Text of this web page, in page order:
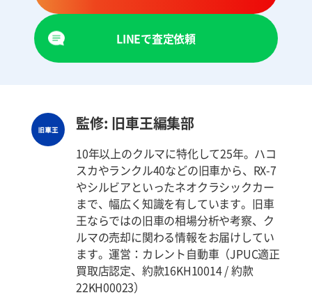
LINEで査定依頼
監修: 旧車王編集部
10年以上のクルマに特化して25年。ハコ
スカやランクル40などの旧車から、RX-7
やシルビアといったネオクラシックカー
まで、幅広く知識を有しています。旧車
王ならではの旧車の相場分析や考察、ク
ルマの売却に関わる情報をお届けしてい
ます。運営：カレント自動車（JPUC適正
買取店認定、約款16KH10014 / 約款
22KH00023）